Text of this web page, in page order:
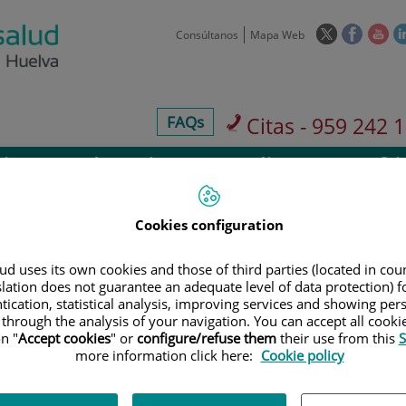
Consúltanos Mapa Web
EnlaceEnlace
centros-FAQs Citas - 959 242
Aseguradoras y
Nuestro
Cartera de
Teléfono de atención al usuario900 301 013
Cookies configuration
uses its own cookies and those of third parties (located in
does not guarantee an adequate level of data protection)
statistical analysis, improving services and showing
the analysis of your navigation. You can accept all
"Accept cookies" or configure/refuse themtheir use from this
more information click here: Cookie policy